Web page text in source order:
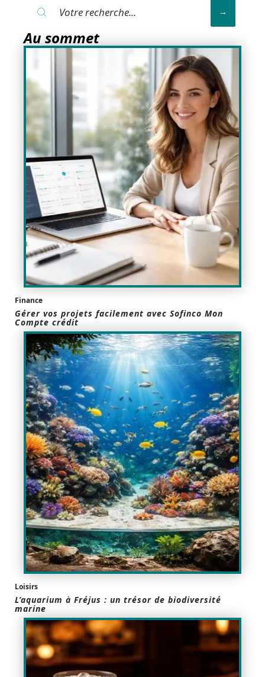
Au sommet
Finance
Gérer vos projets facilement avec Sofinco Mon
Compte crédit
Loisirs
L’aquarium à Fréjus : un trésor de biodiversité
marine